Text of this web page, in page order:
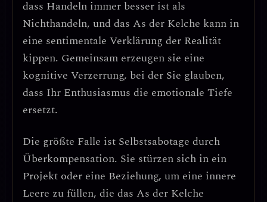
dass Handeln immer besser ist als
Nichthandeln, und das As der Kelche kann in
eine sentimentale Verklärung der Realität
kippen. Gemeinsam erzeugen sie eine
kognitive Verzerrung, bei der Sie glauben,
dass Ihr Enthusiasmus die emotionale Tiefe
ersetzt.
Die größte Falle ist Selbstsabotage durch
Überkompensation. Sie stürzen sich in ein
Projekt oder eine Beziehung, um eine innere
Leere zu füllen, die das As der Kelche